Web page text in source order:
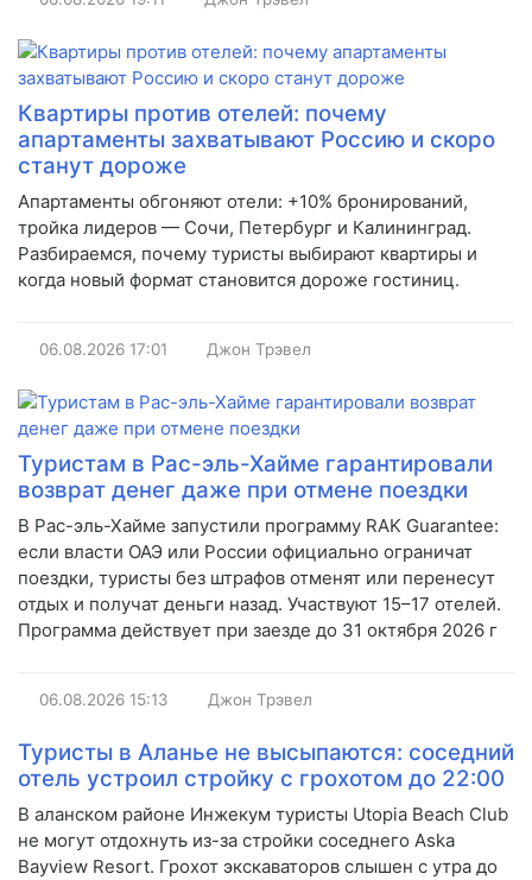
Квартиры против отелей: почему
апартаменты захватывают Россию и скоро
станут дороже
Апартаменты обгоняют отели: +10% бронирований,
тройка лидеров — Сочи, Петербург и Калининград.
Разбираемся, почему туристы выбирают квартиры и
когда новый формат становится дороже гостиниц.
06.08.2026 17:01 Джон Трэвел
Туристам в Рас-эль-Хайме гарантировали
возврат денег даже при отмене поездки
В Рас-эль-Хайме запустили программу RAK Guarantee:
если власти ОАЭ или России официально ограничат
поездки, туристы без штрафов отменят или перенесут
отдых и получат деньги назад. Участвуют 15–17 отелей.
Программа действует при заезде до 31 октября 2026 г
06.08.2026 15:13 Джон Трэвел
Туристы в Аланье не высыпаются: соседний
отель устроил стройку с грохотом до 22:00
В аланском районе Инжекум туристы Utopia Beach Club
не могут отдохнуть из-за стройки соседнего Aska
Bayview Resort. Грохот экскаваторов слышен с утра до